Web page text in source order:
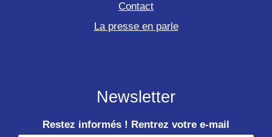
Contact
La presse en parle
Newsletter
Restez informés ! Rentrez votre e-mail